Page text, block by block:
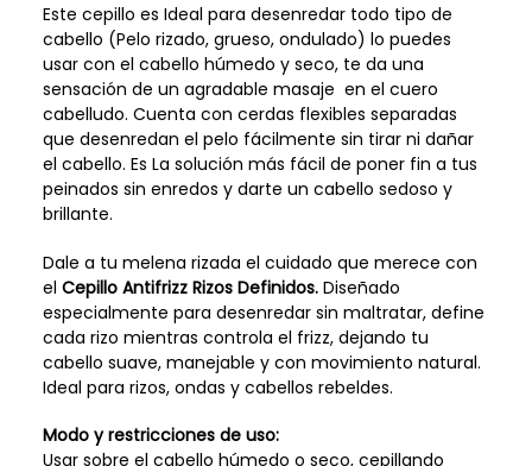
Este cepillo es Ideal para desenredar todo tipo de
cabello (Pelo rizado, grueso, ondulado) lo puedes
usar con el cabello húmedo y seco, te da una
sensación de un agradable masaje en el cuero
cabelludo. Cuenta con cerdas flexibles separadas
que desenredan el pelo fácilmente sin tirar ni dañar
el cabello. Es La solución más fácil de poner fin a tus
peinados sin enredos y darte un cabello sedoso y
brillante.
Dale a tu melena rizada el cuidado que merece con
el Cepillo Antifrizz Rizos Definidos.Diseñado
especialmente para desenredar sin maltratar, define
cada rizo mientras controla el frizz, dejando tu
cabello suave, manejable y con movimiento natural.
Ideal para rizos, ondas y cabellos rebeldes.
Modo y restricciones de uso:
Usar sobre el cabello húmedo o seco, cepillando